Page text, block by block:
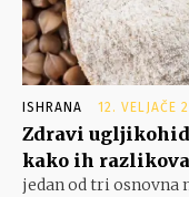
ISHRANA 12. VELJAČE
Zdravi
kako ih
jedan od tri